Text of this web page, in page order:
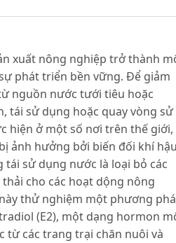
xuất nông nghiệp trở thành
phát triển bền vững. Để giảm
nguồn nước tưới tiêu hoặc
tái sử dụng hoặc quay vòng sử
hiện ở một số nơi trên thế giới,
ảnh hưởng bởi biến đối khí
sử dụng nước là loại bỏ các
cho các hoạt dộng nông
thử nghiệm một phương
(E2), một dạng hormon
từ các trang trại chăn nuôi và